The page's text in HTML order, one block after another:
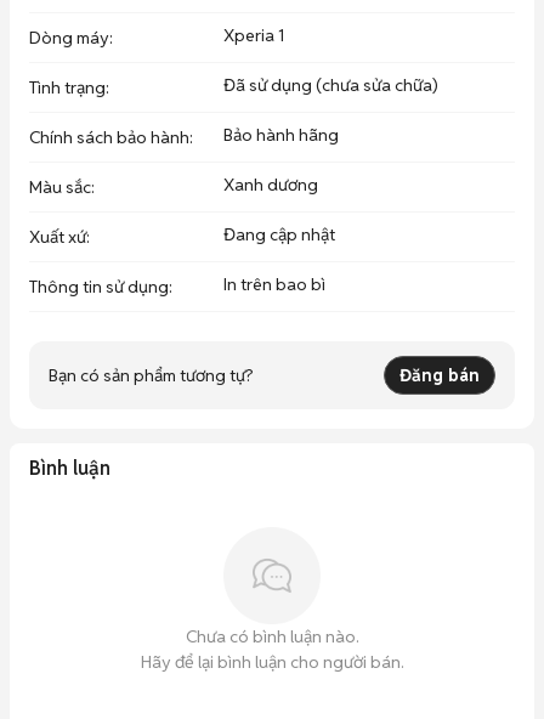
Dòng máy: Xperia 1
Tình trạng: Đã sử dụng (chưa sửa chữa)
Chính sách bảo hành: Bảo hành hãng
Màu sắc: Xanh dương
Xuất xứ: Đang cập nhật
Thông tin sử dụng: In trên bao bì
Bạn có sản phẩm tương tự? Đăng bán
Bình luận
Chưa có bình luận nào.
Hãy để lại bình luận cho người bán.